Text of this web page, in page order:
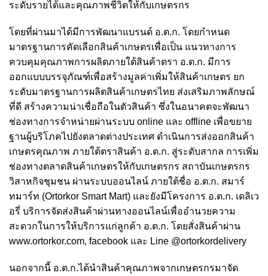
ระดับรายได้และคุณภาพชีวิตให้กับเกษตรกร
โดยที่ผ่านมาได้มีการพัฒนาแบรนด์ อ.ต.ก. โดยกำหนด
มาตรฐานการคัดเลือกสินค้าเกษตรเพื่อเป็น แนวทางการ
ควบคุมคุณภาพการผลิตภายใต้สินค้าตรา อ.ต.ก. มีการ
ออกแบบบรรจุภัณฑ์เพื่อสร้างมูลค่าเพิ่มให้สินค้าเกษตร ยก
ระดับมาตรฐานการผลิตสินค้าเกษตรไทย ส่งเสริมภาพลักษณ์
ที่ดี สร้างความน่าเชื่อถือในตัวสินค้า ซึ่งในอนาคตจะพัฒนา
ช่องทางการจำหน่ายผ่านระบบ online และ offline เพื่อขยาย
ฐานผู้บริโภคไปยังตลาดต่างประเทศ ดำเนินการส่งออกสินค้า
เกษตรคุณภาพ ภายใต้ตราสินค้า อ.ต.ก. สู่ระดับสากล การเพิ่ม
ช่องทางตลาดสินค้าเกษตรให้กับเกษตรกร สถาบันเกษตรกร
วิสาหกิจชุมชน ผ่านระบบออนไลน์ ภายใต้ชื่อ อ.ต.ก. สมาร์
ทมาร์ท (Ortorkor Smart Mart) และยังมีโครงการ อ.ต.ก. เดลิเว
อรี่ บริการจัดส่งสินค้าผ่านทางออนไลน์เพื่ออำนวยความ
สะดวกในการให้บริการแก่ลูกค้า อ.ต.ก. โดยสั่งสินค้าผ่าน
www.ortorkor.com, facebook และ Line @ortorkordelivery
นอกจากนี้ อ.ต.ก.ได้นำสินค้าคุณภาพจากเกษตรกรมาจัด